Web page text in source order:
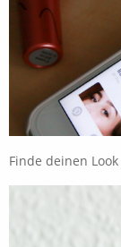
Finde deinen